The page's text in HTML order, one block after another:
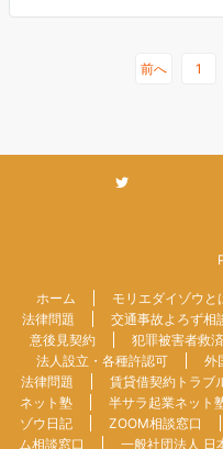
前へ 1
ホーム モリエダイゾウと
法律問題
交通事故よろず相
意後見契約
犯罪被害者救済
法人設立・各種許認可
外
法律問題
賃貸借契約トラブ
ネット塾
半サラ起業ネット
ゾウ日記
ZOOM相談窓口
ム相談窓口
一般社団法人 日